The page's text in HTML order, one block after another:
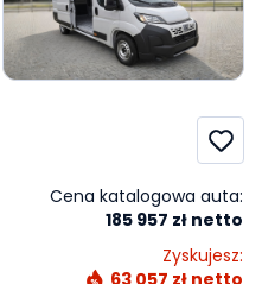
Cena katalogowa auta:
185 957 zł netto
Zyskujesz:
63 057 zł netto